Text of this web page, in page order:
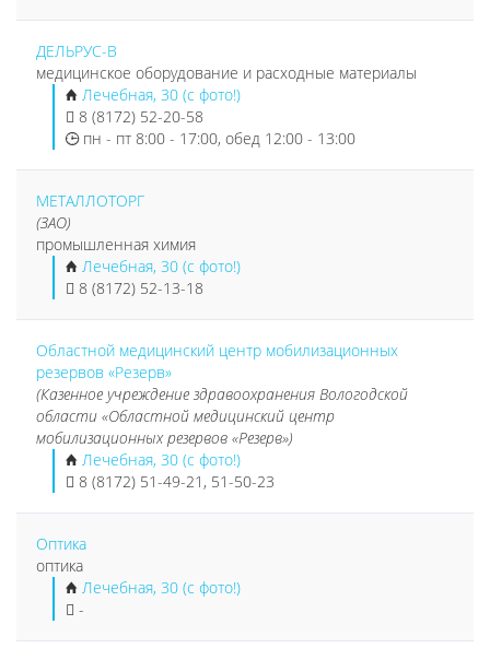
ДЕЛЬРУС-В
медицинское оборудование и расходные материалы
Лечебная, 30 (с фото!)
8 (8172) 52-20-58
пн - пт 8:00 - 17:00, обед 12:00 - 13:00
МЕТАЛЛОТОРГ
(ЗАО)
промышленная химия
Лечебная, 30 (с фото!)
8 (8172) 52-13-18
Областной медицинский центр мобилизационных
резервов «Резерв»
(Казенное учреждение здравоохранения Вологодской
области «Областной медицинский центр
мобилизационных резервов «Резерв»)
Лечебная, 30 (с фото!)
8 (8172) 51-49-21, 51-50-23
Оптика
оптика
Лечебная, 30 (с фото!)
-